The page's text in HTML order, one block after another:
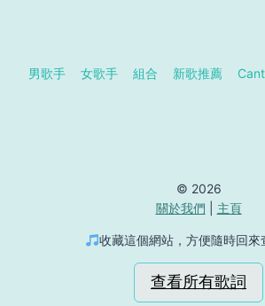
男歌手 女歌手 組合 新歌推薦
© 2026
關於我們
主頁
收藏這個網站，方便隨時回來
查看所有歌詞